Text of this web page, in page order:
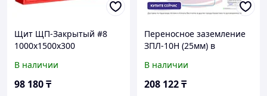
Щит ЩП-Закрытый #8
1000х1500х300
В наличии
98 180₸
Переносное заземление
ЗПЛ-10Н (25мм) в
протокол испытания
бесплатно
В наличии
208 122₸